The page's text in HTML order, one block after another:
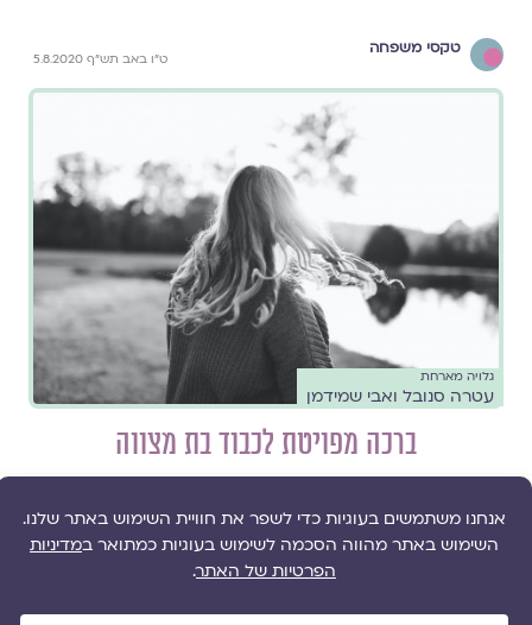
טקסי משפחה
ט"ו באב תש"ף 5.8.2020
גלויה מארחת
עטרה סנובל ואבי שמידמן
ברכה מפויטת לכבוד בת מצווה
//גיל ההתבגרות,גיל מצוות,
הצעה לפיוט עבור בת המצווה המדגיש את הערכים היהודים
שההורים מבקשים לברך בהם את בתם